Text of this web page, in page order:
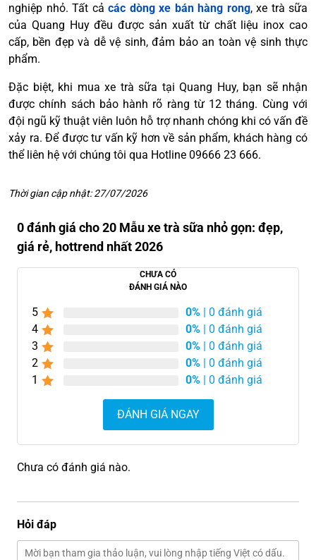
nghiệp nhỏ. Tất cả các dòng xe bán hàng rong, xe trà sữa
của Quang Huy đều được sản xuất từ chất liệu inox cao
cấp, bền đẹp và dễ vệ sinh, đảm bảo an toàn vệ sinh thực
phẩm.
Đặc biệt, khi mua xe trà sữa tại Quang Huy, bạn sẽ nhận
được chính sách bảo hành rõ ràng từ 12 tháng. Cùng với
đội ngũ kỹ thuật viên luôn hỗ trợ nhanh chóng khi có vấn đề
xảy ra. Để được tư vấn kỹ hơn về sản phẩm, khách hàng có
thể liên hệ với chúng tôi qua Hotline 09666 23 666.
Thời gian cập nhật: 27/07/2026
0 đánh giá cho 20 Mẫu xe trà sữa nhỏ gọn: đẹp,
giá rẻ, hottrend nhất 2026
CHƯA CÓ
ĐÁNH GIÁ NÀO
5 0% | 0 đánh giá
4
0% | 0 đánh giá
3
0% | 0 đánh giá
2
0% | 0 đánh giá
1
0% | 0 đánh giá
ĐÁNH GIÁ NGAY
Chưa có đánh giá nào.
Hỏi đáp